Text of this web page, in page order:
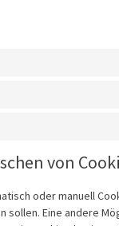
von
oder manuell
Eine andere